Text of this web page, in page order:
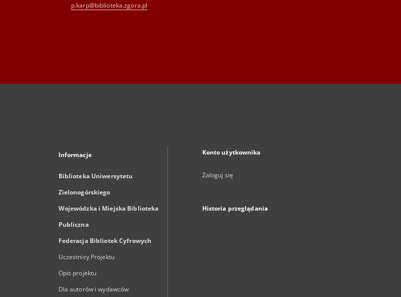
p.karp@biblioteka.zgora.pl
Informacje
Biblioteka Uniwersytetu
Zielonogórskiego
Wojewódzka i Miejska Biblioteka
Publiczna
Federacja Bibliotek Cyfrowych
Uczestnicy Projektu
Opis projektu
Dla autorów i wydawców
Konto użytkownika
Zaloguj się
Historia przeglądania